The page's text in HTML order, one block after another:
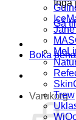
Inga
Gå
Boka
Varukorg
Trew